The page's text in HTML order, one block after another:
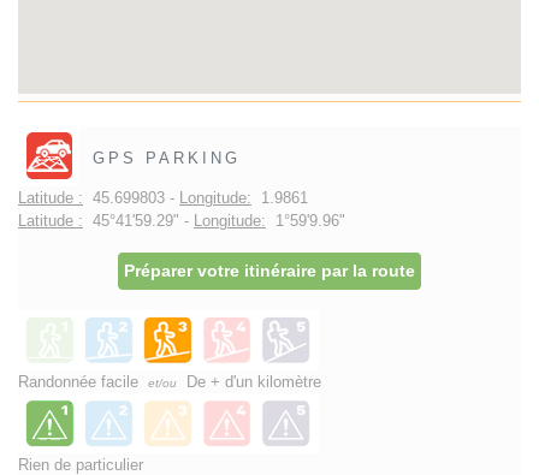
GPS PARKING
Latitude : 45.699803 - Longitude: 1.9861
Latitude : 45°41'59.29" - Longitude: 1°59'9.96"
Préparer votre itinéraire par la route
Randonnée facile et/ou De + d'un kilomètre
Rien de particulier